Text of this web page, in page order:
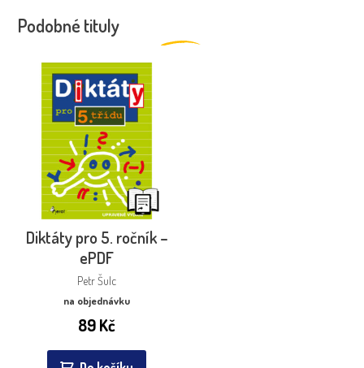
Podobné tituly
Diktáty pro 5. ročník –
ePDF
Petr Šulc
na objednávku
89Kč